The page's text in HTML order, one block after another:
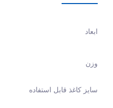
ابعاد
وزن
سایز کاغذ قابل استفاده